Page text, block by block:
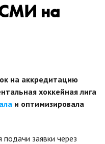
СМИ на
на аккредитацию
хоккейная лига
и оптимизировала
заявки через